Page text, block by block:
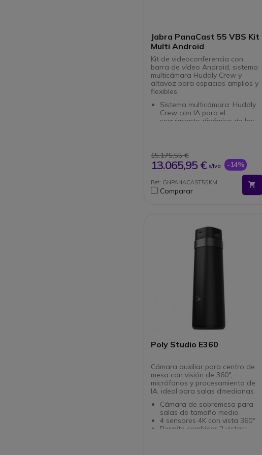
Jabra PanaCast 55 VBS Kit
Multi Android
Kit de videoconferencia con
barra de vídeo Android, sistema
multicámara Huddly Crew y
altavoz para espacios amplios y
flexibles.
Sistema multicámara: Huddly
Crew con IA para el
seguimiento dinámico de los
la sala con la PanaCast 55
Solución basada en Android:
Videoconferencias directas sin
necesidad de un PC adicional
Configuración escalable: Ideal
para salas más grandes y de
clara en la sala
Control intuitivo: Controlador
táctil para una gestión sencilla
de las reuniones
Compatible con UC:
Compatible con las principales
plataformas del entorno
empresarial
15.175,55 €
13.065,95 € s/Iva -14%
Ref: GNPANACAST55KM
Comparar
Poly Studio E360
Cámara auxiliar para centro de
mesa con visión de 360°,
micrófonos y procesamiento de
IA, ideal para salas dmedianas
Cámara de sobremesa para
salas de tamaño medio
4 sensores 4K con vista 360°
Permite combinar 2 vistas: